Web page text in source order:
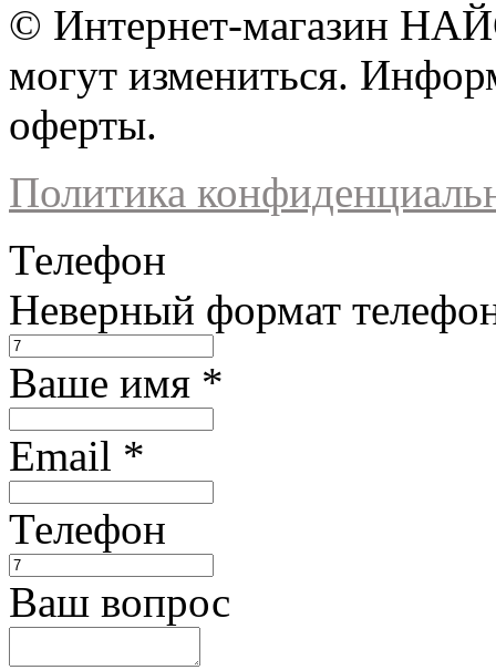
© Интернет-магазин
могут измениться.
оферты.
Политика
Телефон
Неверный формат
Ваше имя *
Email *
Телефон
Ваш вопрос